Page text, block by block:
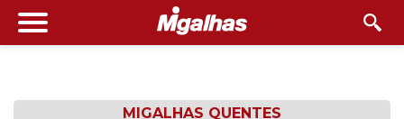
MIGALHAS QUENTES